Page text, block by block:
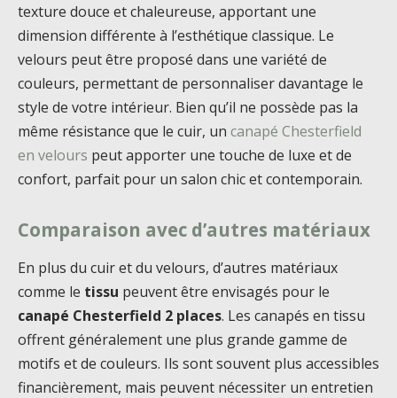
texture douce et chaleureuse, apportant une
dimension différente à l’esthétique classique. Le
velours peut être proposé dans une variété de
couleurs, permettant de personnaliser davantage le
style de votre intérieur. Bien qu’il ne possède pas la
même résistance que le cuir, un canapé Chesterfield
en velours peut apporter une touche de luxe et de
confort, parfait pour un salon chic et contemporain.
Comparaison avec d’autres matériaux
En plus du cuir et du velours, d’autres matériaux
comme le tissu peuvent être envisagés pour le
canapé Chesterfield 2 places. Les canapés en tissu
offrent généralement une plus grande gamme de
motifs et de couleurs. Ils sont souvent plus accessibles
financièrement, mais peuvent nécessiter un entretien